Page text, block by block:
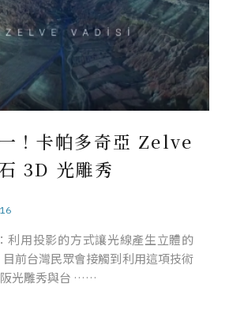
！卡帕多奇亞 Zelve
3D 光雕秀
利用投影的方式讓光線產生立體的
前台灣民眾會接觸到利用這項技術
光雕秀與台 ……